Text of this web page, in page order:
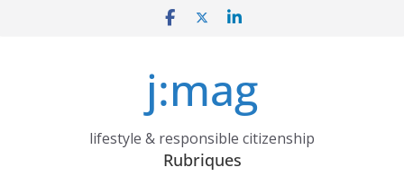
j:mag
lifestyle & responsible citizenship
Rubriques